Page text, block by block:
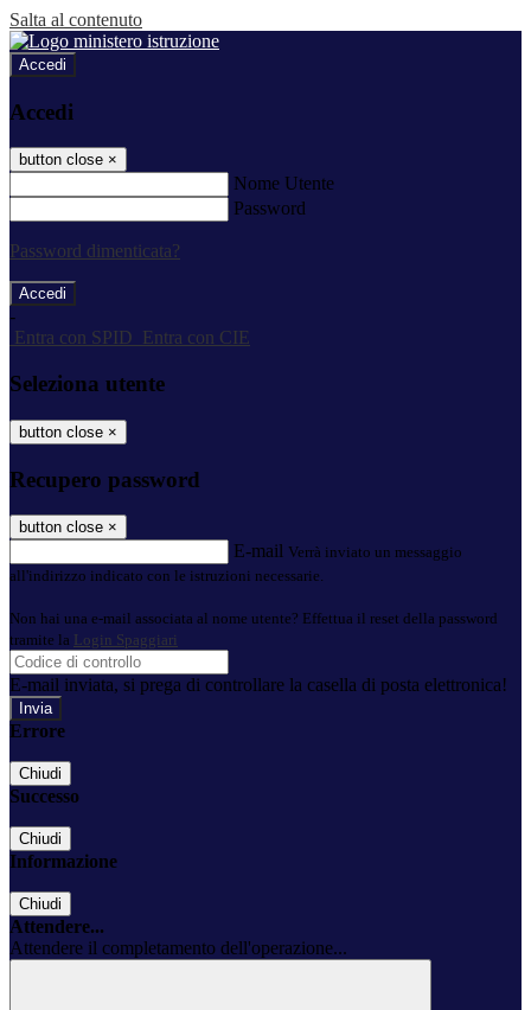
Salta al contenuto
Accedi
Accedi
button close ×
Nome Utente
Password
Password dimenticata?
-
Entra con SPID
Entra con CIE
Seleziona utente
button close ×
Recupero password
button close ×
E-mail Verrà inviato un messaggio
all'indirizzo indicato con le istruzioni necessarie.
Non hai una e-mail associata al nome utente? Effettua il reset della password
tramite la Login Spaggiari
E-mail inviata, si prega di controllare la casella di posta elettronica!
Errore
Chiudi
Successo
Chiudi
Informazione
Chiudi
Attendere...
Attendere il completamento dell'operazione...